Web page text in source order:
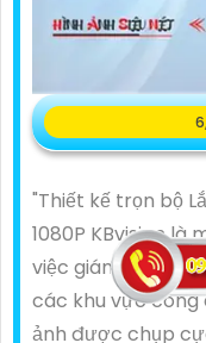
"Thiết kế trọn bộ
1080P KBvision là
việc giám sát an
các khu vực công
ảnh được chụp